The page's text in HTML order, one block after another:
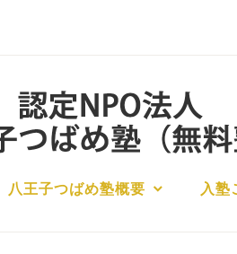
八王子つばめ塾概要 入塾